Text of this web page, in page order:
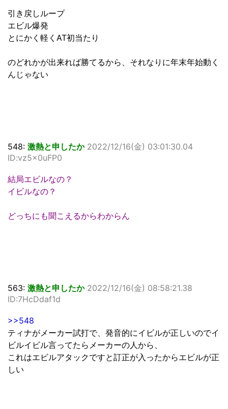
引き戻しループ
エビル爆発
とにかく軽くAT初当たり
のどれかが出来れば勝てるから、それなりに年末年始動く
んじゃない
548: 激熱と申したか 2022/12/16(金) 03:01:30.04
ID:vz5x0uFP0
結局エビルなの？
イビルなの？
どっちにも聞こえるからわからん
563: 激熱と申したか 2022/12/16(金) 08:58:21.38
ID:7HcDdaf1d
>>548
ティナがメーカー試打で、発音的にイビルが正しいのでイ
ビルイビル言ってたらメーカーの人から、
これはエビルアタックですと訂正が入ったからエビルが正
しい